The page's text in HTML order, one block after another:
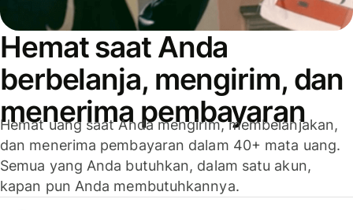
Hemat saat Anda
berbelanja, mengirim, dan
menerima pembayaran
Hemat uang saat Anda mengirim, membelanjakan,
dan menerima pembayaran dalam 40+ mata uang.
Semua yang Anda butuhkan, dalam satu akun,
kapan pun Anda membutuhkannya.